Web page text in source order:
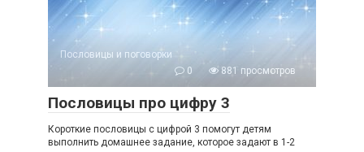
Пословицы и поговорки
0
881 просмотров
Пословицы про цифру 3
Короткие пословицы с цифрой 3 помогут детям
выполнить домашнее задание, которое задают в 1-2